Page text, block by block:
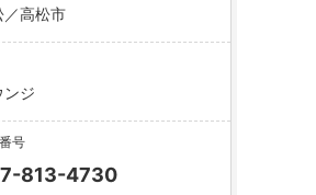
／高松市
ンジ
号
813-4730